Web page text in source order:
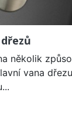
několik
vana